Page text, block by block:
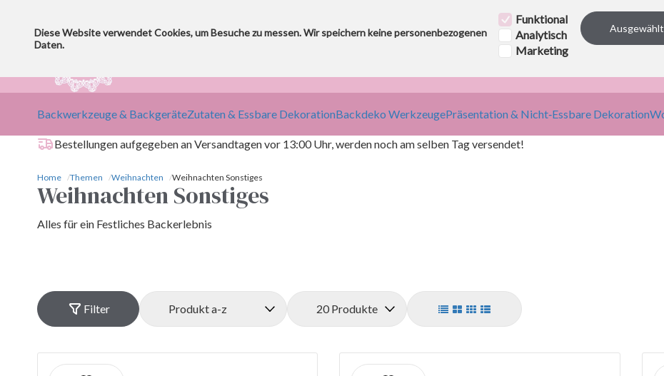
4,9
Backwerkzeuge & BackgeräteZutaten & Essbare DekorationBackdeko WerkzeugePräsentation & Nicht‑Essbare Dekoration
Bestellungen aufgegeben an Versandtagen vor 13:00 Uhr, werden noch am selben Tag versendet!
Home Themen Weihnachten Weihnachten Sonstiges
Weihnachten Sonstiges
Alles für ein Festliches Backerlebnis
Filter
Diese Website verwendet Cookies, um Besuche zu messen. Wir speichern keine personenbezogenen
Daten.
Funktional
Analytisch
Marketing